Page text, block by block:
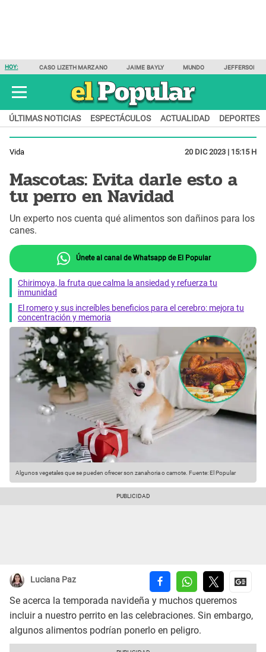
HOY: CASO LIZETH MARZANO JAIME BAYLY MUNDO JEFFERSON
ÚLTIMAS NOTICIAS ESPECTÁCULOS ACTUALIDAD DEPORTES
Vida 20 DIC 2023 | 15:15 H
Mascotas: Evita darle esto a
tu perro en Navidad
Un experto nos cuenta qué alimentos son dañinos para los
canes.
Únete al canal de Whatsapp de El Popular
Chirimoya, la fruta que calma la ansiedad y refuerza tu
inmunidad
El romero y sus increíbles beneficios para el cerebro: mejora tu
concentración y memoria
Algunos vegetales que se pueden ofrecer son zanahoria o camote. Fuente: El Popular
Luciana Paz
Se acerca la temporada navideña y muchos queremos
incluir a nuestro perrito en las celebraciones. Sin embargo,
algunos alimentos podrían ponerlo en peligro.